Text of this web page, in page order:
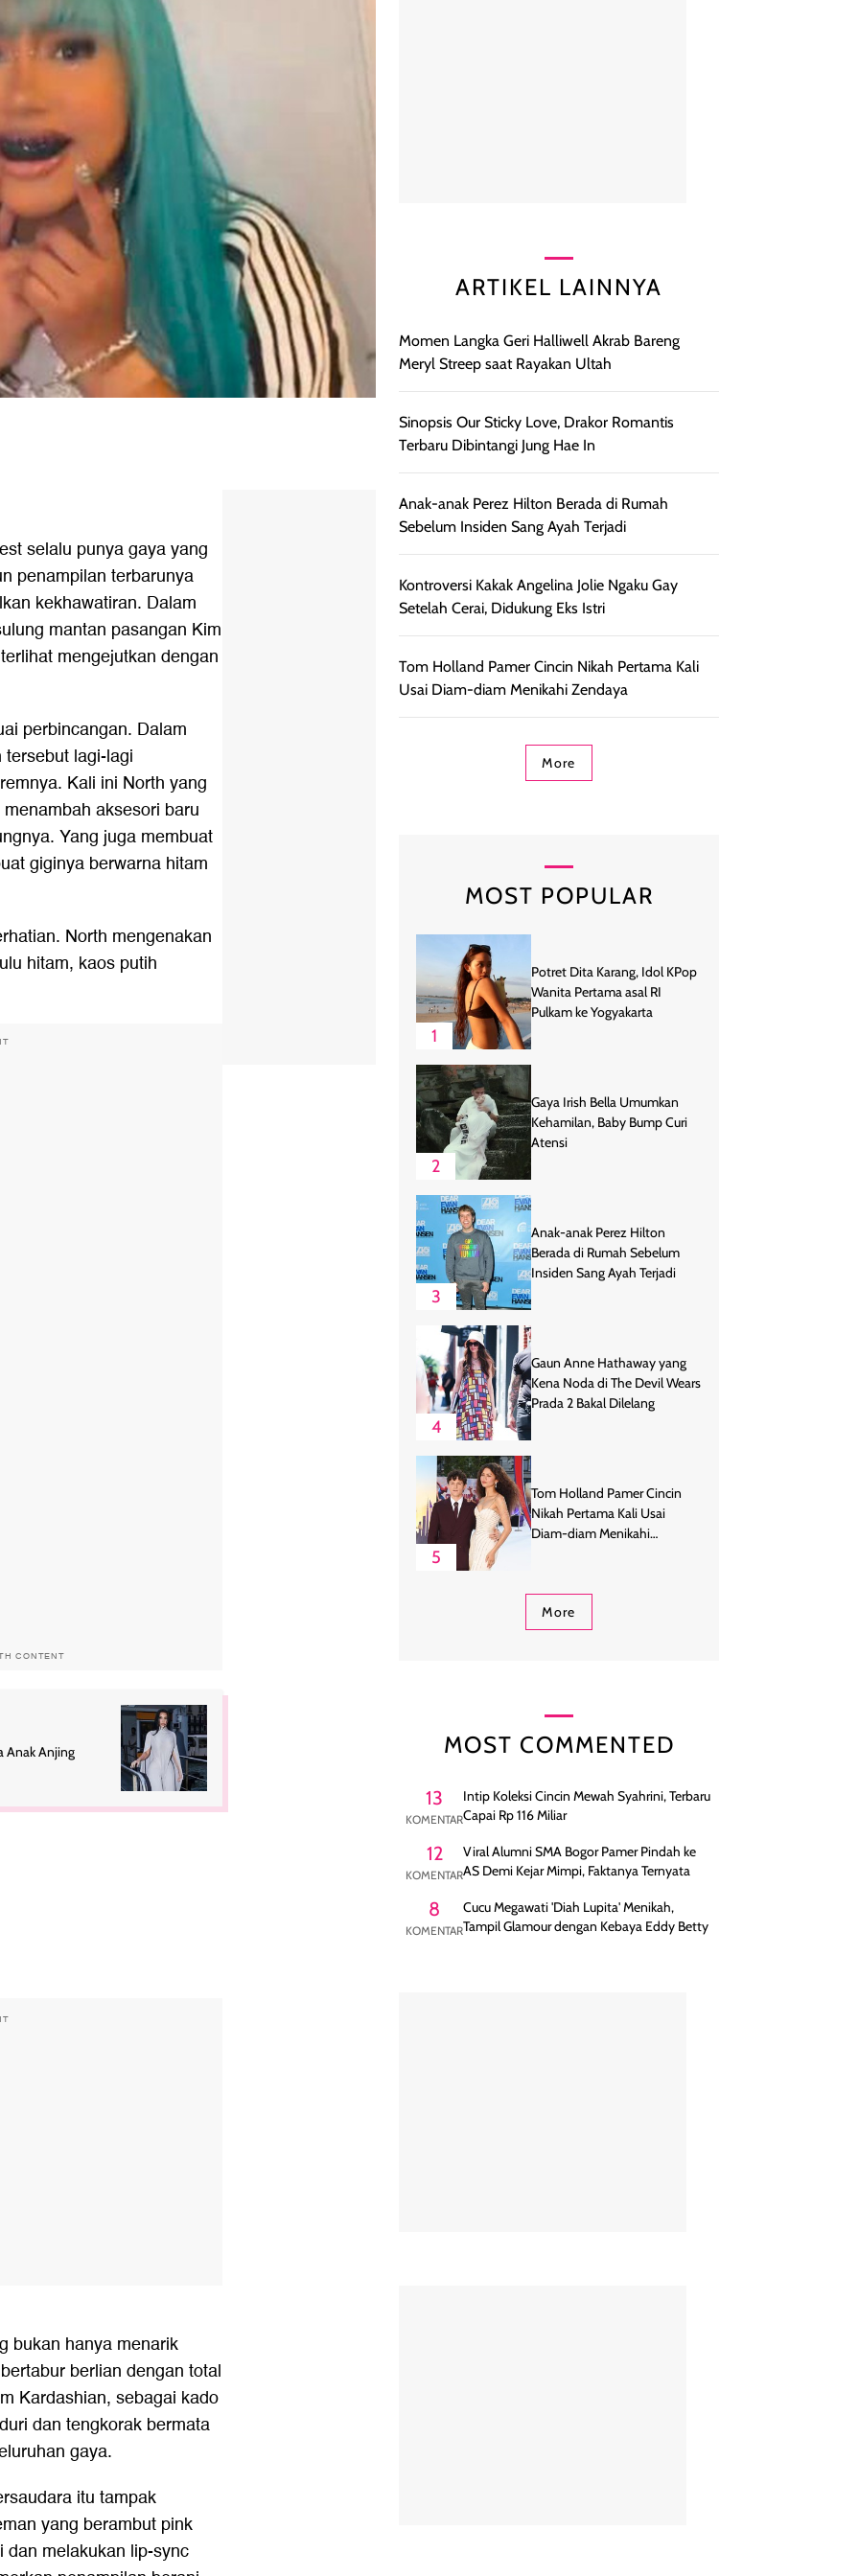
selalu punya gaya yang
penampilan terbarunya
kekhawatiran. Dalam
mantan pasangan Kim
mengejutkan dengan
perbincangan. Dalam
lagi-lagi
Kali ini North yang
aksesori baru
Yang juga membuat
giginya berwarna hitam
North mengenakan
hitam, kaos putih
CONTENT
Anak Anjing
bukan hanya menarik
berlian dengan total
Kardashian, sebagai kado
dan tengkorak bermata
gaya.
itu tampak
yang berambut pink
melakukan lip-sync
ARTIKEL LAINNYA
Momen Langka Geri Halliwell Akrab Bareng
Meryl Streep saat Rayakan Ultah
Sinopsis Our Sticky Love, Drakor Romantis
Terbaru Dibintangi Jung Hae In
Anak-anak Perez Hilton Berada di Rumah
Sebelum Insiden Sang Ayah Terjadi
Kontroversi Kakak Angelina Jolie Ngaku Gay
Setelah Cerai, Didukung Eks Istri
Tom Holland Pamer Cincin Nikah Pertama Kali
Usai Diam-diam Menikahi Zendaya
More
MOST POPULAR
1
Potret Dita Karang, Idol KPop
Wanita Pertama asal RI
Pulkam ke Yogyakarta
2
Gaya Irish Bella Umumkan
Kehamilan, Baby Bump Curi
Atensi
3
Anak-anak Perez Hilton
Berada di Rumah Sebelum
Insiden Sang Ayah Terjadi
4
Gaun Anne Hathaway yang
Kena Noda di The Devil Wears
Prada 2 Bakal Dilelang
5
Tom Holland Pamer Cincin
Nikah Pertama Kali Usai
Diam-diam Menikahi
More
MOST COMMENTED
13
KOMENTAR
Intip Koleksi Cincin Mewah Syahrini, Terbaru
Capai Rp 116 Miliar
12
KOMENTAR
Viral Alumni SMA Bogor Pamer Pindah ke
AS Demi Kejar Mimpi, Faktanya Ternyata
8
KOMENTAR
Cucu Megawati 'Diah Lupita' Menikah,
Tampil Glamour dengan Kebaya Eddy Betty